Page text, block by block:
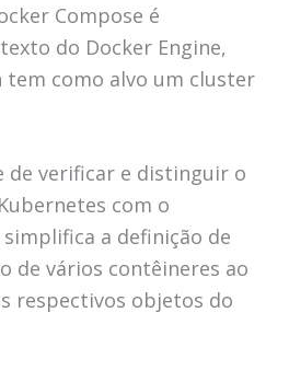
Compose é
do Docker Engine,
tem como alvo um cluster
de verificar e distinguir o
com o
simplifica a definição de
de vários contêineres ao
respectivos objetos do